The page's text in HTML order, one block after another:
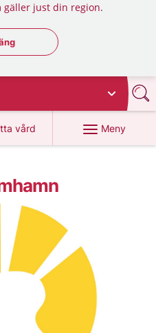
gäller just din region.
regionsväljaren
vård
på 1177.se
Meny